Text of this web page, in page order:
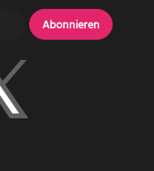
Abonnieren